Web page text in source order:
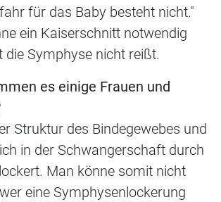
für das Baby besteht nicht."
ein Kaiserschnitt notwendig
die Symphyse nicht reißt.
es einige Frauen und
Struktur des Bindegewebes und
in der Schwangerschaft durch
Man könne somit nicht
eine Symphysenlockerung